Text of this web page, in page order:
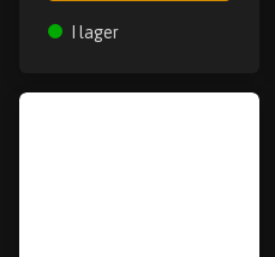
I lager